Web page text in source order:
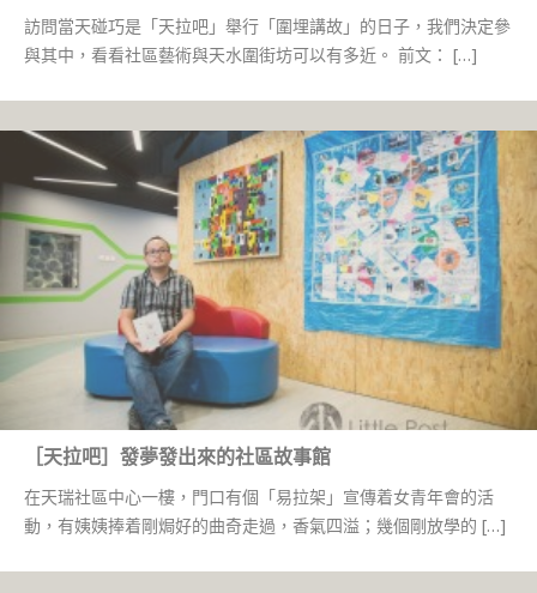
訪問當天碰巧是「天拉吧」舉行「圍埋講故」的日子，我們決定參
與其中，看看社區藝術與天水圍街坊可以有多近。 前文： […]
［天拉吧］發夢發出來的社區故事館
在天瑞社區中心一樓，門口有個「易拉架」宣傳着女青年會的活
動，有姨姨捧着剛焗好的曲奇走過，香氣四溢；幾個剛放學的 […]